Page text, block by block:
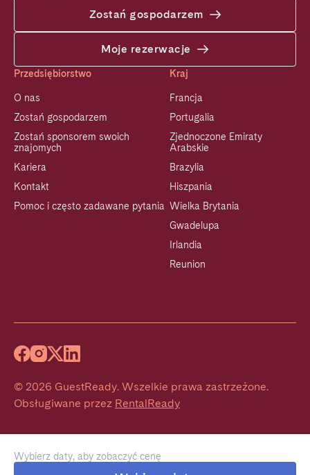
Wybierz daty, aby zobaczyć cenę
Zostań gospodarzem
Moje rezerwacje
Przedsiębiorstwo
O nas
Zostań gospodarzem
Zostań sponsorem swoich
znajomych
Kariera
Kontakt
Pomoc i często zadawane pytania
Kraj
Francja
Portugalia
Zjednoczone Emiraty
Arabskie
Brazylia
Hiszpania
Wielka Brytania
Gwadelupa
Irlandia
Reunion
© 2026 GuestReady. Wszelkie prawa zastrzeżone.
Obsługiwane przez RentalReady